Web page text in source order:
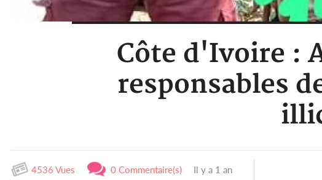
Côte d'Ivoire :
responsables
4536 Vues 0 Commentaire(s) Il y a 1 an